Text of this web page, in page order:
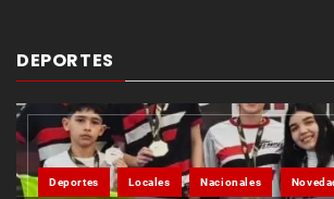
DEPORTES
Deportes Locales Nacionales